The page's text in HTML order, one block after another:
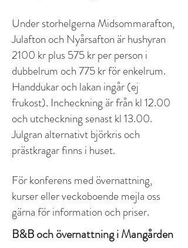
Under storhelgerna Midsommarafton,
Julafton och Nyårsafton är hushyran
2100 kr plus 575 kr per person i
dubbelrum och 775 kr för enkelrum.
Handdukar och lakan ingår (ej
frukost). Incheckning är från kl 12.00
och utcheckning senast kl 13.00.
Julgran alternativt björkris och
prästkragar finns i huset.
För konferens med övernattning,
kurser eller veckoboende mejla oss
gärna för information och priser.
B&B och övernattning i Mangården